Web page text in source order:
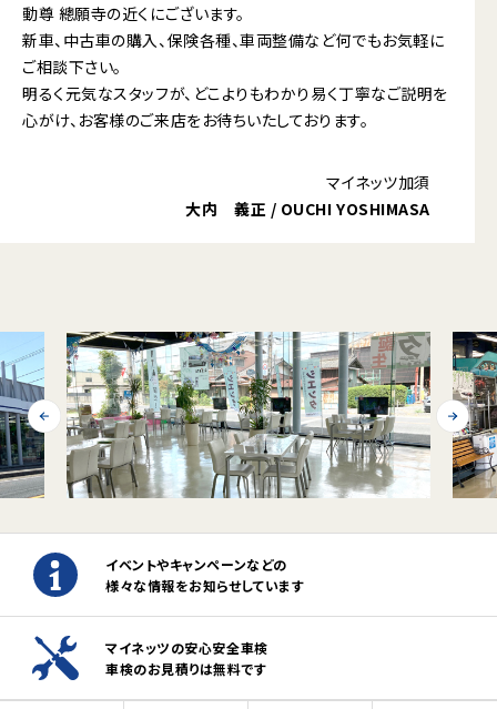
動尊 總願寺の近くにございます。
新車、中古車の購入、保険各種、車両整備など何でもお気軽に
ご相談下さい。
明るく元気なスタッフが、どこよりもわかり易く丁寧なご説明を
心がけ、お客様のご来店をお待ちいたしております。
マイネッツ加須
大内 義正 / OUCHI YOSHIMASA
イベントやキャンペーンなどの
様々な情報をお知らせしています
マイネッツの安心安全車検
車検のお見積りは無料です